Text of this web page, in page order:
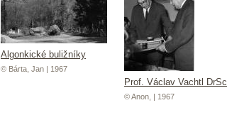
Algonkické buližníky
© Bárta, Jan | 1967
Prof. Václav Vachtl DrSc.
© Anon, | 1967